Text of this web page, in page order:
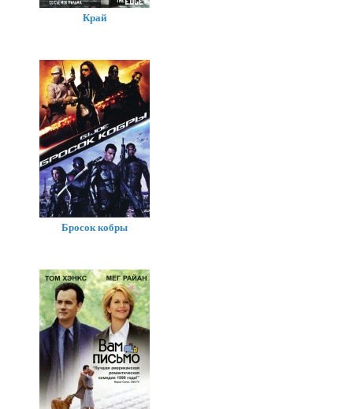
Край
Бросок кобры